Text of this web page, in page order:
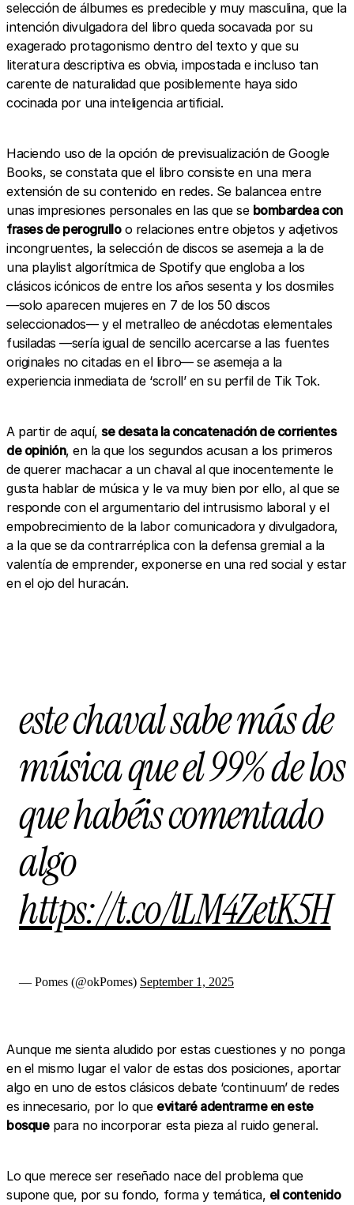
selección de álbumes es predecible y muy masculina, que la
intención divulgadora del libro queda socavada por su
exagerado protagonismo dentro del texto y que su
literatura descriptiva es obvia, impostada e incluso tan
carente de naturalidad que posiblemente haya sido
cocinada por una inteligencia artificial.
Haciendo uso de la opción de previsualización de Google
Books, se constata que el libro consiste en una mera
extensión de su contenido en redes. Se balancea entre
unas impresiones personales en las que se bombardea con
frases de perogrulloo relaciones entre objetos y adjetivos
incongruentes, la selección de discos se asemeja a la de
una playlist algorítmica de Spotify que engloba a los
clásicos icónicos de entre los años sesenta y los dosmiles
—solo aparecen mujeres en 7 de los 50 discos
seleccionados— y el metralleo de anécdotas elementales
fusiladas —sería igual de sencillo acercarse a las fuentes
originales no citadas en el libro— se asemeja a la
experiencia inmediata de ‘scroll’ en su perfil de Tik Tok.
A partir de aquí,se desata la concatenación de corrientes
de opinión, en la que los segundos acusan a los primeros
de querer machacar a un chaval al que inocentemente le
gusta hablar de música y le va muy bien por ello, al que se
responde con el argumentario del intrusismo laboral y el
empobrecimiento de la labor comunicadora y divulgadora,
a la que se da contrarréplica con la defensa gremial a la
valentía de emprender, exponerse en una red social y estar
en el ojo del huracán.
este chaval sabe más de
música que el 99% de los
que habéis comentado
algo
https://t.co/lLM4ZetK5H
— Pomes (@okPomes) September 1, 2025
Aunque me sienta aludido por estas cuestiones y no ponga
en el mismo lugar el valor de estas dos posiciones, aportar
algo en uno de estos clásicos debate ‘continuum’ de redes
es innecesario, por lo que evitaré adentrarme en este
bosquepara no incorporar esta pieza al ruido general.
Lo que merece ser reseñado nace del problema que
supone que, por su fondo, forma y temática, el contenido